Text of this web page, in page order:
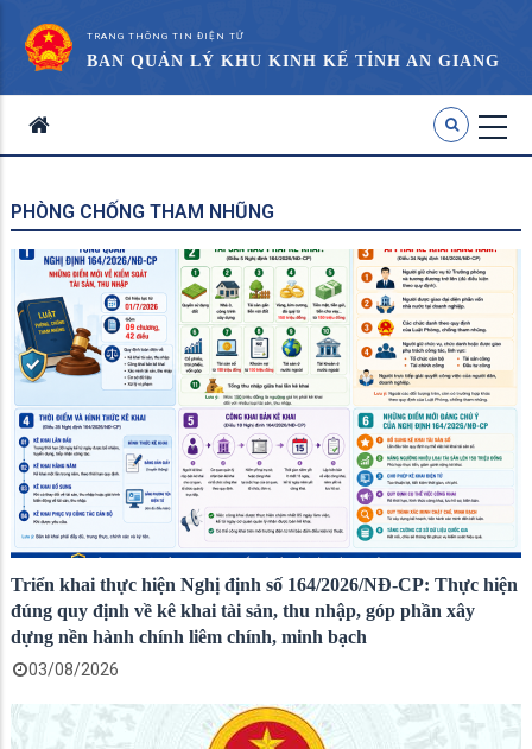
TRANG THÔNG TIN ĐIỆN TỬ
BAN QUẢN LÝ KHU KINH KẾ TỈNH AN GIANG
PHÒNG CHỐNG THAM NHŨNG
Triển khai thực hiện Nghị định số 164/2026/NĐ-CP: Thực hiện
đúng quy định về kê khai tài sản, thu nhập, góp phần xây
dựng nền hành chính liêm chính, minh bạch
03/08/2026